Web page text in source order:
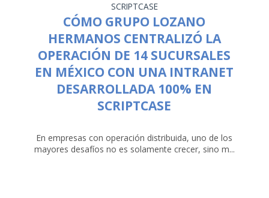
SCRIPTCASE
CÓMO GRUPO LOZANO
HERMANOS CENTRALIZÓ LA
OPERACIÓN DE 14 SUCURSALES
EN MÉXICO CON UNA INTRANET
DESARROLLADA 100% EN
SCRIPTCASE
En empresas con operación distribuida, uno de los
mayores desafíos no es solamente crecer, sino m...